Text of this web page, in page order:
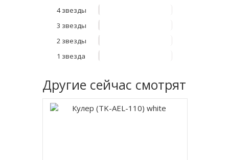
4 звезды
3 звезды
2 звезды
1 звезда
Другие сейчас смотрят